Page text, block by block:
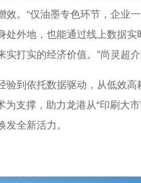
效。“仅油墨专色环节，企业
处外地，也能通过线上数据
实打实的经济价值。”尚灵超
到依托数据驱动，从低效高
为支撑，助力龙港从“印刷大
发全新活力。